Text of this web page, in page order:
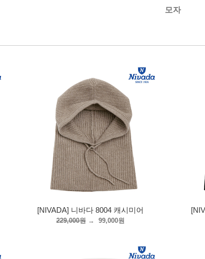
모자
[NIVADA] 니바다 8004 캐시미어
229,000원 → 99,000원